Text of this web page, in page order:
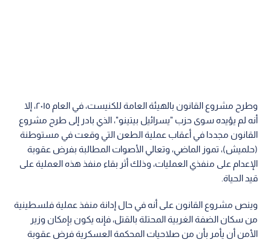
وطرح مشروع القانون بالهيئة العامة للكنيست، في العام ٢٠١٥، إلا
أنه لم يؤيده سوى حزب "يسرائيل بيتينو"، الذي بادر إلى طرح مشروع
القانون مجددا في أعقاب عملية الطعن التي وقعت في مستوطنة
(حلميش)، تموز الماضي، وتعالي الأصوات المطالبة بفرض عقوبة
الإعدام على منفذي العمليات، وذلك أثر بقاء منفذ هذه العملية على
قيد الحياة.
وينص مشروع القانون على أنه في حال إدانة منفذ عملية فلسطينية
من سكان الضفة الغربية المحتلة بالقتل، فإنه يكون بإمكان وزير
الأمن أن يأمر بأن من صلاحيات المحكمة العسكرية فرض عقوبة